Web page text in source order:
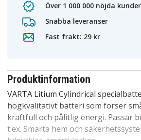
Över 1 000 000 nöjda kunder
Snabba leveranser
Fast frakt: 29 kr
Produktinformation
VARTA Litium Cylindrical
högkvalitativt batteri som förser
kraftfull och pålitlig energi. Passar
t.ex. Smarta hem och